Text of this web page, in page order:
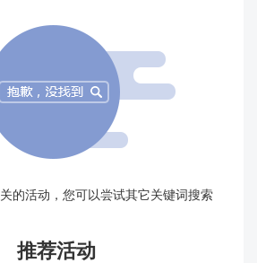
的活动，您可以尝试其它关键词搜索
推荐活动